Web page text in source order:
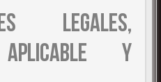
LEGALES,
APLICABLE Y